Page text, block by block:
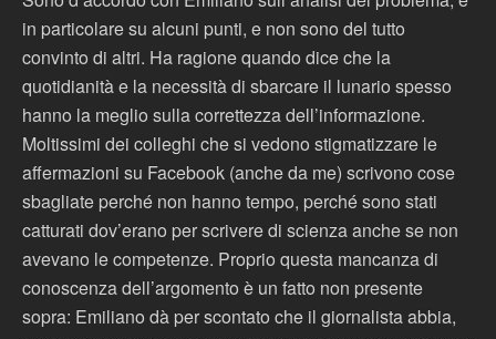
in particolare su alcuni punti, e non sono del tutto
convinto di altri. Ha ragione quando dice che la
quotidianità e la necessità di sbarcare il lunario spesso
hanno la meglio sulla correttezza dell’informazione.
Moltissimi dei colleghi che si vedono stigmatizzare le
affermazioni su Facebook (anche da me) scrivono cose
sbagliate perché non hanno tempo, perché sono stati
catturati dov’erano per scrivere di scienza anche se non
avevano le competenze. Proprio questa mancanza di
conoscenza dell’argomento è un fatto non presente
sopra: Emiliano dà per scontato che il giornalista abbia,